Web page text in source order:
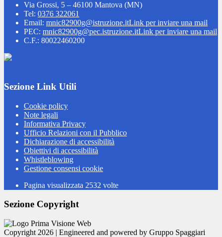
Via Grossi, 5 – 46100 Mantova (MN)
Tel: 0376 322061
Email: mnic82900g@istruzione.itLink per inviare una mail
PEC: mnic82900g@pec.istruzione.itLink per inviare una mail
C.F.: 80022460200
Sezione Link Utili
Cookie policy
Note legali
Informativa Privacy
Ufficio Relazioni con il Pubblico
Dichiarazione di accessibilità
Obiettivi di accessibilità
Whistleblowing
Gestione consensi cookie
Pagina visualizzata 2532 volte
Sezione Copyright
Copyright 2026 | Engineered and powered by Gruppo Spaggiari